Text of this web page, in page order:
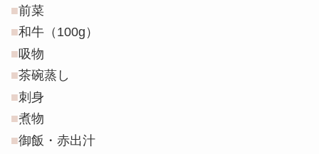
前菜
和牛（100g）
吸物
茶碗蒸し
刺身
煮物
御飯・赤出汁